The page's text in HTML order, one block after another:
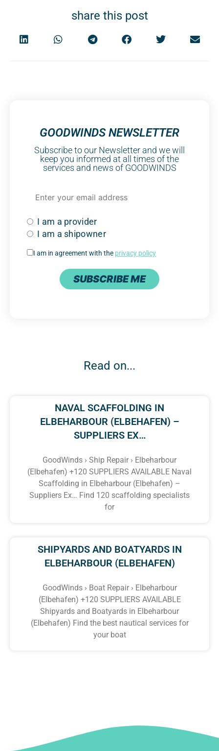
share this post
GOODWINDS NEWSLETTER
Subscribe to our Newsletter and we will
keep you informed at all times of the
services and news of GOODWINDS
I am a provider
I am a shipowner
I am in agreement with the privacy policy
SUBSCRIBE ME
Read on...
NAVAL SCAFFOLDING IN
ELBEHARBOUR (ELBEHAFEN) –
SUPPLIERS EX…
GoodWinds › Ship Repair › Elbeharbour
(Elbehafen) +120 SUPPLIERS AVAILABLE Naval
Scaffolding in Elbeharbour (Elbehafen) –
Suppliers Ex… Find 120 scaffolding specialists
for
SHIPYARDS AND BOATYARDS IN
ELBEHARBOUR (ELBEHAFEN)
GoodWinds › Boat Repair › Elbeharbour
(Elbehafen) +120 SUPPLIERS AVAILABLE
Shipyards and Boatyards in Elbeharbour
(Elbehafen) Find the best nautical services for
your boat